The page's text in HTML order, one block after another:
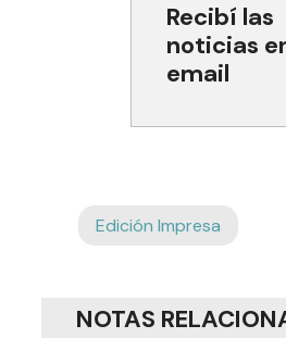
Recibí las
noticias
email
Edición Impresa
NOTAS